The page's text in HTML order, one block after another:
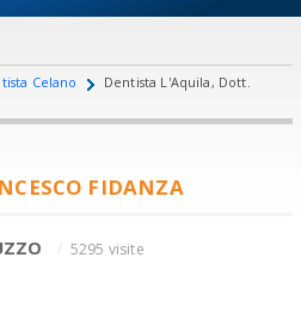
Celano
Dentista L'Aquila, Dott.
FIDANZA
5295 visite